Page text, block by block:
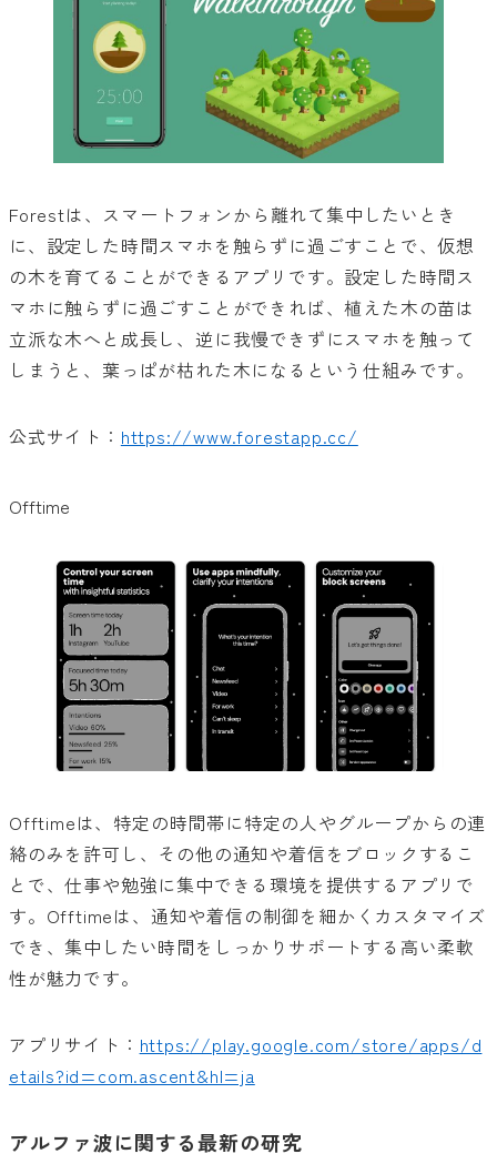
Forestは、スマートフォンから離れて集中したいとき
に、設定した時間スマホを触らずに過ごすことで、仮想
の木を育てることができるアプリです。設定した時間ス
マホに触らずに過ごすことができれば、植えた木の苗は
立派な木へと成長し、逆に我慢できずにスマホを触って
しまうと、葉っぱが枯れた木になるという仕組みです。
公式サイト： https://www.forestapp.cc/
Offtime
Offtimeは、特定の時間帯に特定の人やグループからの連
絡のみを許可し、その他の通知や着信をブロックするこ
とで、仕事や勉強に集中できる環境を提供するアプリで
す。Offtimeは、通知や着信の制御を細かくカスタマイズ
でき、集中したい時間をしっかりサポートする高い柔軟
性が魅力です。
アプリサイト： https://play.google.com/store/apps/d
etails?id=com.ascent&hl=ja
アルファ波に関する最新の研究